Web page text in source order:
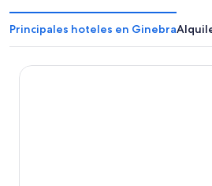
Principales hoteles en Ginebra
Hotel Suisse